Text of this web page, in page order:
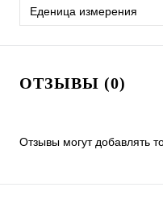
Еденица измерения
ОТЗЫВЫ (0)
Отзывы могут добавлять